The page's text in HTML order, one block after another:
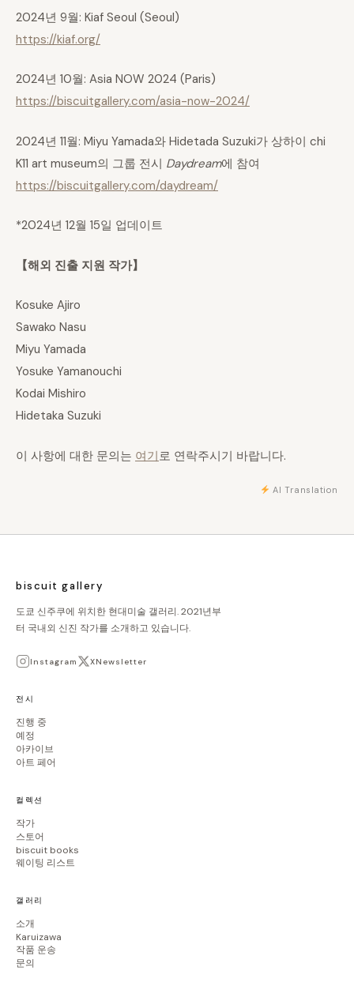
2024년 9월: Kiaf Seoul (Seoul)
https://kiaf.org/
2024년 10월: Asia NOW 2024 (Paris)
https://biscuitgallery.com/asia-now-2024/
2024년 11월: Miyu Yamada와 Hidetada Suzuki가 상하이 chi
K11 art museum의 그룹 전시 Daydream에 참여
https://biscuitgallery.com/daydream/
*2024년 12월 15일 업데이트
【해외 진출 지원 작가】
Kosuke Ajiro
Sawako Nasu
Miyu Yamada
Yosuke Yamanouchi
Kodai Mishiro
Hidetaka Suzuki
이 사항에 대한 문의는 여기로 연락주시기 바랍니다.
AI Translation
biscuit gallery
도쿄 신주쿠에 위치한 현대미술 갤러리. 2021년부
터 국내외 신진 작가를 소개하고 있습니다.
Instagram XNewsletter
전시
진행 중
예정
아카이브
아트 페어
컬렉션
작가
스토어
biscuit books
웨이팅 리스트
갤러리
소개
Karuizawa
작품 운송
문의